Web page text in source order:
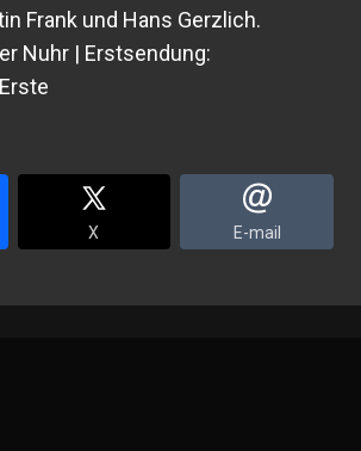
Frank und Hans Gerzlich.
Nuhr | Erstsendung:
X E-mail